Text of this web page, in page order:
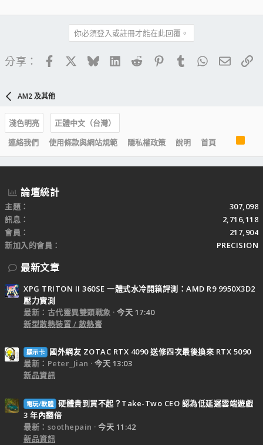
你必須登入或註冊才能在此回覆。
分享： FacebookBlueskyLinkedIn
Reddit PinterestTumblrWhatsApp
電子
AM2 及其他
淺色明亮
正體中文（台灣）
連絡我們
使用條款與網站規範 隱私權政策 說明 首頁
S
論壇統計
主題
307,098
訊息
2,716,118
會員
217,904
新加入的會員
PRECISION
最新文章
XPG TRITON II 360SE 一體式水冷開箱評測：AMD R9 9950X3D2
壓力實測
最新：古代靈異雙頭戰象
今天 17:40
新型散熱裝置 / 散熱膏
顯示卡
國外網友 ZOTAC RTX 4090 送修四次最後換來 RTX 5090
最新：Peter_Jian
今天 13:03
新品資訊
電玩/軟體 硬體貴到買不起？Take-Two CEO 認為低延遲雲端遊戲
3 年內翻倍
最新：soothepain
今天 11:42
新品資訊